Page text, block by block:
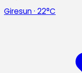
Giresun· 22°C